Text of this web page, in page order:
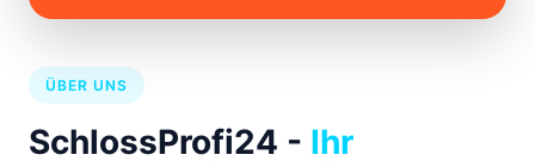
ÜBER UNS
SchlossProfi24 - Ihr